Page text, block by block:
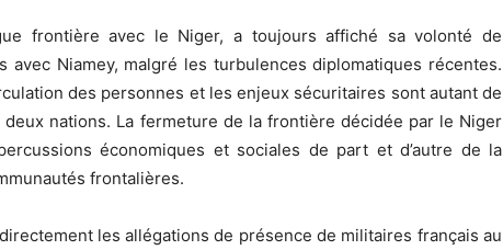
frontière avec le Niger, a toujours affiché sa volonté de
avec Niamey, malgré les turbulences diplomatiques récentes.
des personnes et les enjeux sécuritaires sont autant de
nations. La fermeture de la frontière décidée par le Niger
économiques et sociales de part et d’autre de la
frontalières.
les allégations de présence de militaires français au